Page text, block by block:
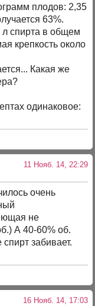
плодов: 2,35
63%.
спирта в общем
крепкость около
Какая же
одинаковое:
11 Нояб. 14, 22:29
очень
не
А 40-60% об.
забивает.
16 Нояб. 14, 17:03